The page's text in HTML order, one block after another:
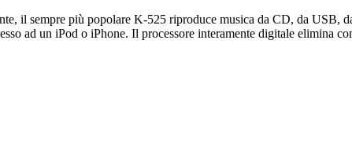
il sempre più popolare K-525 riproduce musica da CD, da USB,
ad un iPod o iPhone. Il processore interamente digitale elimina